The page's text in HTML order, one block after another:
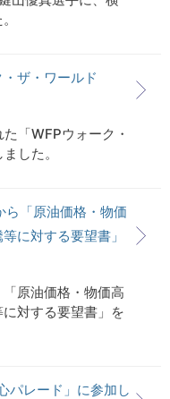
ザ・ワールド
「WFPウォーク・
した。
ら「原油価格・物価
に対する要望書」
原油価格・物価高
対する要望書」を
パレード」に参加し